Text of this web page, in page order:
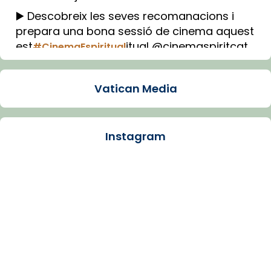
▶️ Descobreix les seves recomanacions i
prepara una bona sessió de cinema aquest
est#CinemaEspiritualitual @cinemaspiritcat
Imatge: Generada amb IA (OpenAI)
Arquebisbat de Barcelona
Vatican Media
Instagram